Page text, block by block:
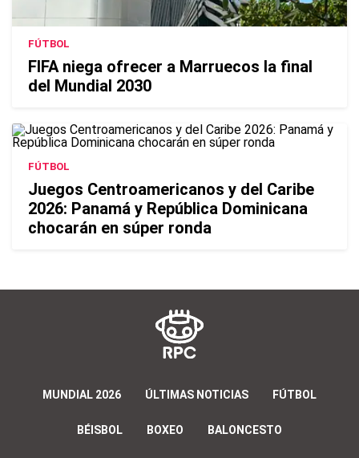
FÚTBOL
FIFA niega ofrecer a Marruecos la final
del Mundial 2030
FÚTBOL
Juegos Centroamericanos y del Caribe
2026: Panamá y República Dominicana
chocarán en súper ronda
MUNDIAL 2026 ÚLTIMAS NOTICIAS FÚTBOL
BÉISBOL BOXEO BALONCESTO